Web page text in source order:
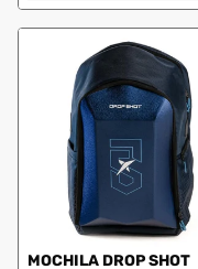
MOCHILA DROP SHOT